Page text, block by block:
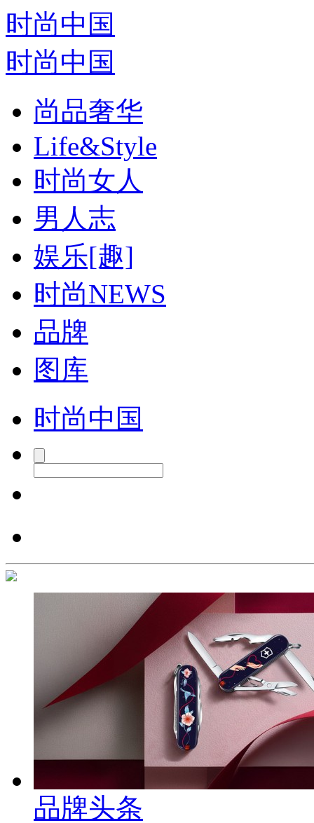
时尚中国
时尚中国
尚品奢华
Life&Style
时尚女人
男人志
娱乐[趣]
时尚NEWS
品牌
图库
时尚中国
品牌头条